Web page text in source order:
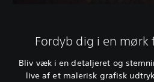
Fordyb dig i en mørk
Bliv væk i en detaljeret og
live af et malerisk grafisk